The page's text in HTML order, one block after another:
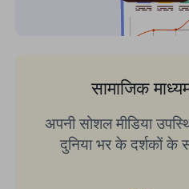
सामाजिक
अपनी सोशल मीडिया
दुनिया भर के दर्शकों